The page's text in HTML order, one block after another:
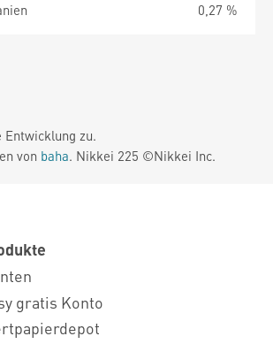
0,27 %
Entwicklung zu.
von baha. Nikkei 225 ©Nikkei Inc.
gratis Konto